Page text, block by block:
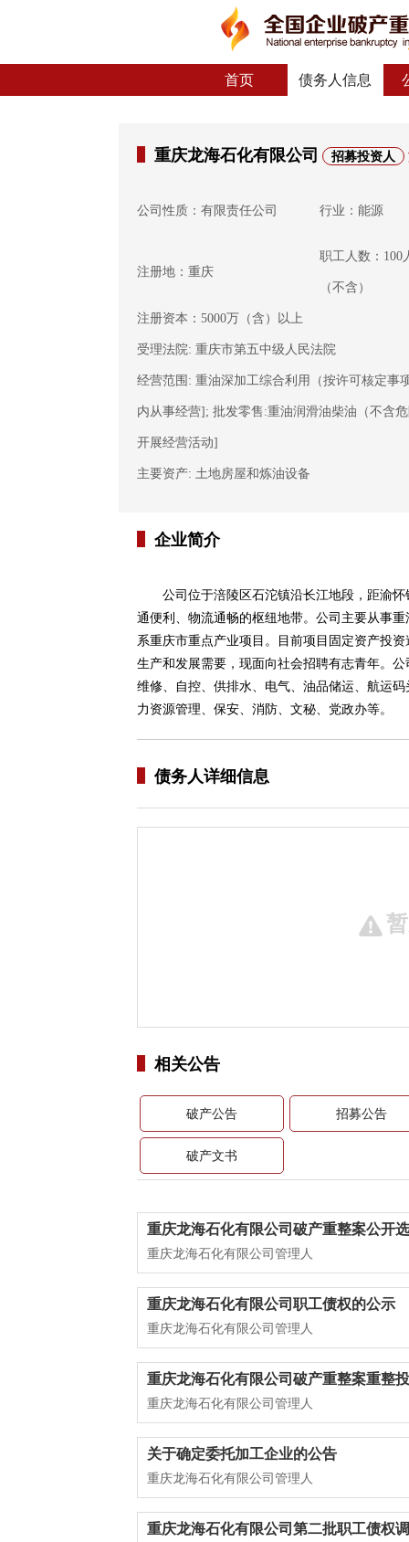
首页 债务人信息
重庆龙海石化有限公司 招募投资人
公司性质：有限责任公司 行业：能源
注册地：重庆
职工人数：100
（不含）
注册资本：5000万（含）以上
受理法院: 重庆市第五中级人民法院
经营范围: 重油深加工综合利用（按许可核定事
内从事经营]; 批发零售:重油润滑油柴油（不含
开展经营活动]
主要资产: 土地房屋和炼油设备
企业简介
公司位于涪陵区石沱镇沿长江地段，距渝
通便利、物流通畅的枢纽地带。公司主要从事
系重庆市重点产业项目。目前项目固定资产投
生产和发展需要，现面向社会招聘有志青年。
维修、自控、供排水、电气、油品储运、航运
力资源管理、保安、消防、文秘、党政办等。
债务人详细信息
相关公告
破产公告 招募公告
破产文书
重庆龙海石化有限公司破产重整案公开
重庆龙海石化有限公司管理人
重庆龙海石化有限公司职工债权的公示
重庆龙海石化有限公司管理人
重庆龙海石化有限公司破产重整案重整
重庆龙海石化有限公司管理人
关于确定委托加工企业的公告
重庆龙海石化有限公司管理人
重庆龙海石化有限公司第二批职工债权